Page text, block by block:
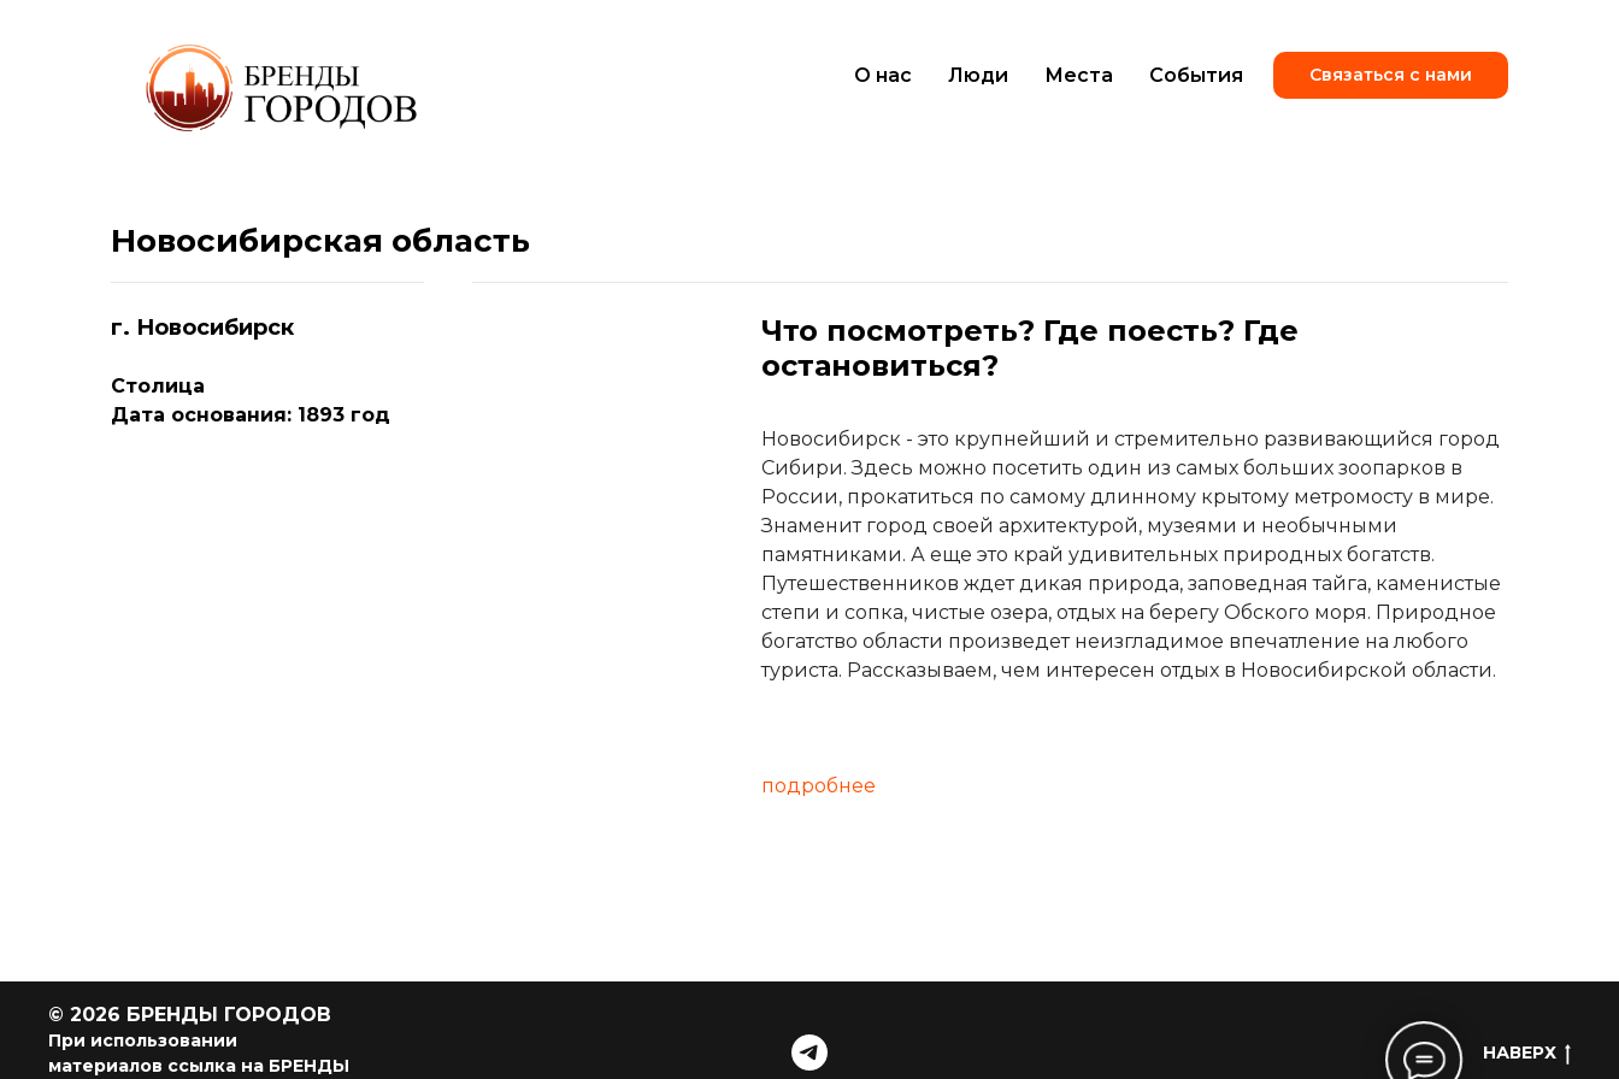
О нас Люди Места События Связаться с нами
Новосибирская область
г. Новосибирск
Столица
Дата основания: 1893 год
Что посмотреть? Где поесть? Где
остановиться?
Новосибирск - это крупнейший и стремительно развивающийся город
Сибири. Здесь можно посетить один из самых больших зоопарков в
России, прокатиться по самому длинному крытому метромосту в мире.
Знаменит город своей архитектурой, музеями и необычными
памятниками. А еще это край удивительных природных богатств.
Путешественников ждет дикая природа, заповедная тайга, каменистые
степи и сопка, чистые озера, отдых на берегу Обского моря. Природное
богатство области произведет неизгладимое впечатление на любого
туриста. Рассказываем, чем интересен отдых в Новосибирской области.
подробнее
© 2026 БРЕНДЫ ГОРОДОВ
При использовании
материалов ссылка на БРЕНДЫ
НАВЕРХ